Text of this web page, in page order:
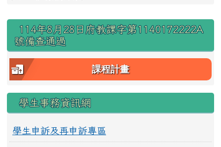
右邊區域內容
114年8月28日府教課字第1140172222A
號備查通過
課程計畫
學生事務資訊網
學生申訴及再申訴專區